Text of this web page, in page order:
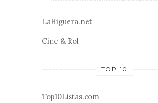
LaHiguera.net
Cine & Rol
TOP 10
Top10Listas.com